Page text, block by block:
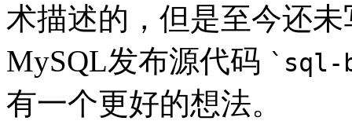
术描述的，但是至今还
MySQL发布源代码 `sql-
有一个更好的想法。